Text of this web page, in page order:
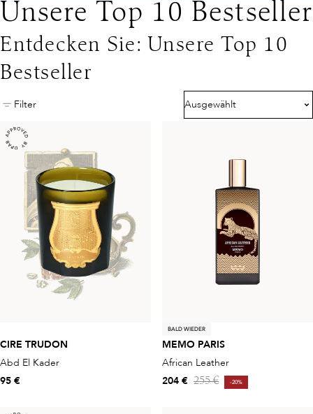
Unsere Top 10 Bestseller
Entdecken Sie: Unsere Top 10
Bestseller
Filter Ausgewählt
CIRE TRUDON
Abd El Kader
95 €
BALD WIEDER
MEMO PARIS
African Leather
204 € 255 € -20%